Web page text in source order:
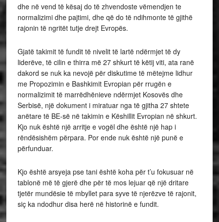
dhe në vend të kësaj do të zhvendoste vëmendjen te
normalizimi dhe pajtimi, dhe që do të ndihmonte të gjithë
rajonin të ngritët tutje drejt Evropës.
Gjatë takimit të fundit të nivelit të lartë ndërmjet të dy
liderëve, të cilin e thirra më 27 shkurt të këtij viti, ata ranë
dakord se nuk ka nevojë për diskutime të mëtejme lidhur
me Propozimin e Bashkimit Evropian për rrugën e
normalizimit të marrëdhënieve ndërmjet Kosovës dhe
Serbisë, një dokument i miratuar nga të gjitha 27 shtete
anëtare të BE-së në takimin e Këshillit Evropian në shkurt.
Kjo nuk është një arritje e vogël dhe është një hap i
rëndësishëm përpara. Por ende nuk është një punë e
përfunduar.
Kjo është arsyeja pse tani është koha për t’u fokusuar në
tablonë më të gjerë dhe për të mos lejuar që një dritare
tjetër mundësie të mbyllet para syve të njerëzve të rajonit,
siç ka ndodhur disa herë në historinë e fundit.